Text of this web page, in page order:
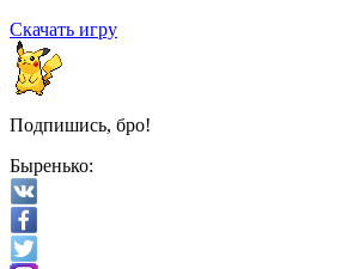
Скачать игру
Подпишись, бро!
Быренько: